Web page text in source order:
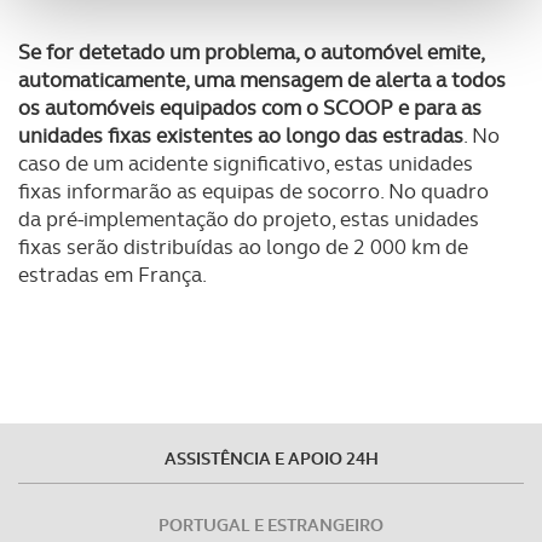
analisar dados de navegação no nosso website.
Adicionalmente partilhamos informação, relativa à sua
utilização do nosso site de publicidade e de análise, com
parceiros e organizações na UE e em países terceiros.
O ACP garantirá que as transferências internacionais de
dados pessoais serão realizadas apenas com o seu
consentimento e quando tal se afigure estritamente
experiência de navegação no Website e nos serviços
Se for detetado um problema, o automóvel emite,
automaticamente, uma mensagem de alerta a todos
os automóveis equipados com o SCOOP e para as
unidades fixas existentes ao longo das estradas. No
caso de um acidente significativo, estas unidades
fixas informarão as equipas de socorro. No quadro
da pré-implementação do projeto, estas unidades
fixas serão distribuídas ao longo de 2 000 km de
estradas em França.
ASSISTÊNCIA E APOIO 24H
PORTUGAL E ESTRANGEIRO